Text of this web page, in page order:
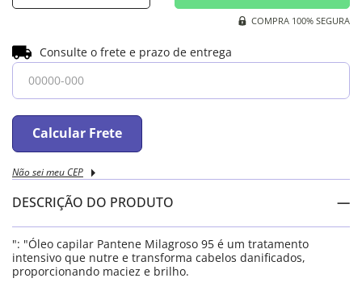
COMPRA 100% SEGURA
Consulte o frete e prazo de entrega
Calcular Frete
Não sei meu CEP
DESCRIÇÃO DO PRODUTO
": "Óleo capilar Pantene Milagroso 95 é um tratamento
intensivo que nutre e transforma cabelos danificados,
proporcionando maciez e brilho.